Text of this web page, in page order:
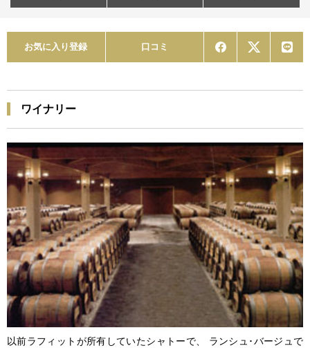
お気に入り登録 口コミ
ワイナリー
以前ラフィットが所有していたシャトーで、 ランシュ･バージュで